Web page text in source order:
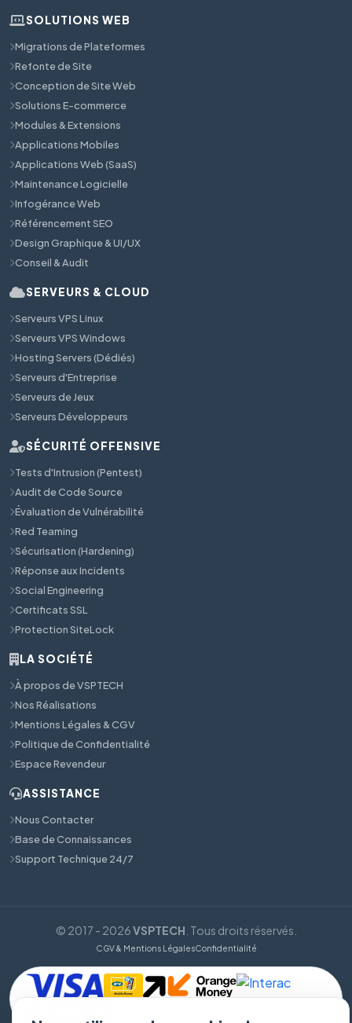
SOLUTIONS WEB
Migrations de Plateformes
Refonte de Site
Conception de Site Web
Solutions E-commerce
Modules & Extensions
Applications Mobiles
Applications Web (SaaS)
Maintenance Logicielle
Infogérance Web
Référencement SEO
Design Graphique & UI/UX
Conseil & Audit
SERVEURS & CLOUD
Serveurs VPS Linux
Serveurs VPS Windows
Hosting Servers (Dédiés)
Serveurs d'Entreprise
Serveurs de Jeux
Serveurs Développeurs
SÉCURITÉ OFFENSIVE
Tests d'Intrusion (Pentest)
Audit de Code Source
Évaluation de Vulnérabilité
Red Teaming
Sécurisation (Hardening)
Réponse aux Incidents
Social Engineering
Certificats SSL
Protection SiteLock
LA SOCIÉTÉ
À propos de VSPTECH
Nos Réalisations
Mentions Légales & CGV
Politique de Confidentialité
Espace Revendeur
ASSISTANCE
Nous Contacter
Base de Connaissances
Support Technique 24/7
© 2017 - 2026VSPTECH . Tous droits réservés.
CGV & Mentions LégalesConfidentialité